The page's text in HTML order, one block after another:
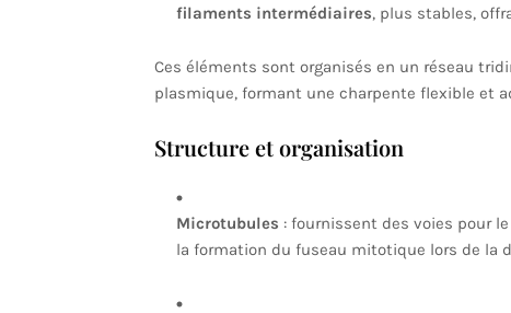
filaments intermédiaires, plus stables,
Ces éléments sont organisés en un réseau
plasmique, formant une charpente flexible et
Structure et organisation
Microtubules : fournissent des voies pour
la formation du fuseau mitotique lors de la